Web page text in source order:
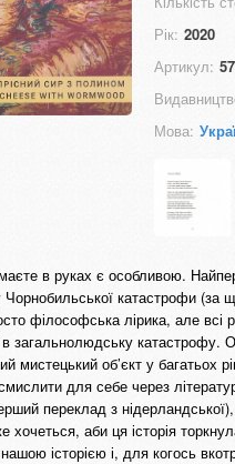
Рік: 2020
Артикул:
Мова:
в руках є особливою.
катастрофи
філософська лірика, але всі
загальнолюдську катастрофу.
мистецький об’єкт у багатьох
для себе через
переклад з
хочеться, аби ця історія
історією і, для когось